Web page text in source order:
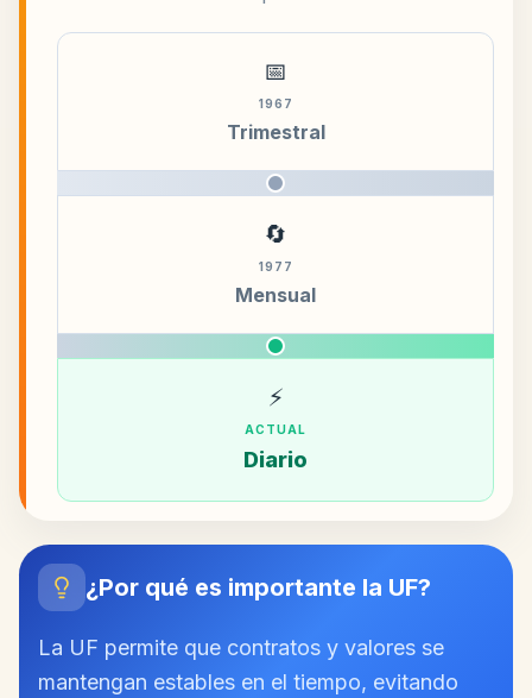
📅
1967
Trimestral
🔄
1977
Mensual
⚡
ACTUAL
Diario
¿Por qué es importante la UF?
La UF permite que contratos y valores se
mantengan estables en el tiempo, evitando